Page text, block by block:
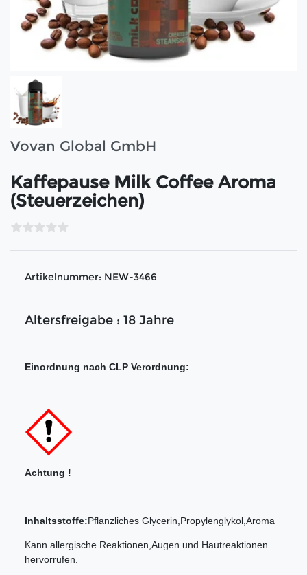
Vovan Global GmbH
Kaffepause Milk Coffee Aroma
(Steuerzeichen)
Artikelnummer: NEW-3466
Altersfreigabe : 18 Jahre
Einordnung nach CLP Verordnung:
Achtung !
Inhaltsstoffe:Pflanzliches Glycerin,Propylenglykol,Aroma
Kann allergische Reaktionen,Augen und Hautreaktionen
hervorrufen.